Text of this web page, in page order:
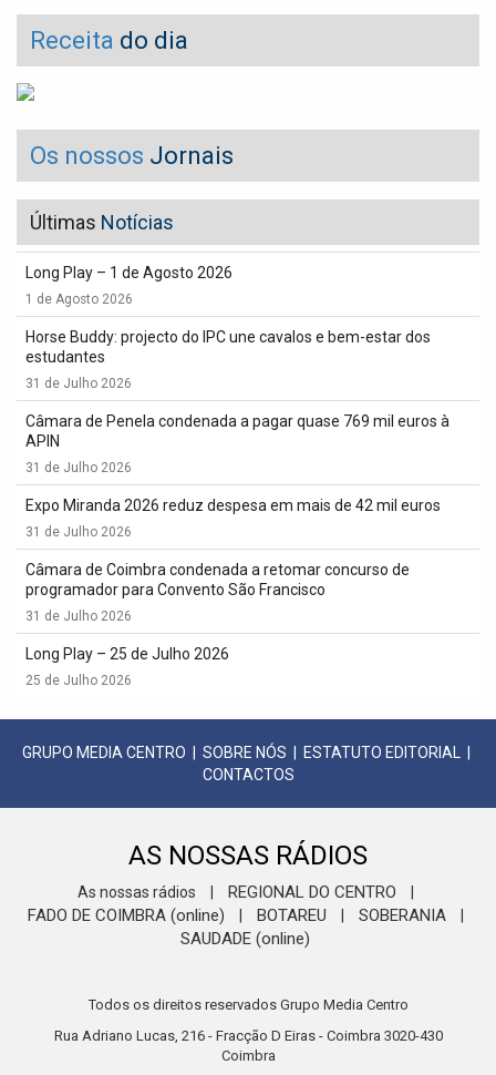
Receita do dia
Os nossos Jornais
Últimas Notícias
Long Play – 1 de Agosto 2026
1 de Agosto 2026
Horse Buddy: projecto do IPC une cavalos e bem-estar dos
estudantes
31 de Julho 2026
Câmara de Penela condenada a pagar quase 769 mil euros à
APIN
31 de Julho 2026
Expo Miranda 2026 reduz despesa em mais de 42 mil euros
31 de Julho 2026
Câmara de Coimbra condenada a retomar concurso de
programador para Convento São Francisco
31 de Julho 2026
Long Play – 25 de Julho 2026
25 de Julho 2026
GRUPO MEDIA CENTRO SOBRE NÓS ESTATUTO EDITORIAL
CONTACTOS
AS NOSSAS RÁDIOS
As nossas rádios REGIONAL DO CENTRO
FADO DE COIMBRA (online) BOTAREU SOBERANIA
SAUDADE (online)
Todos os direitos reservados Grupo Media Centro
Rua Adriano Lucas, 216 - Fracção D Eiras - Coimbra 3020-430
Coimbra